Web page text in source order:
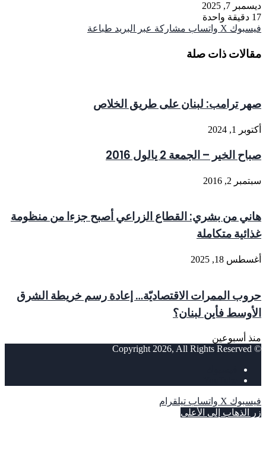
ديسمبر 7, 2025
17 دقيقة واحدة
فيسبوك ‫X واتساب مشاركة عبر البريد طباعة
مقالات ذات صلة
صهر ترامب: لبنان على طريق الخلاص
أكتوبر 1, 2024
صباح الخير – الجمعة 2 يالول 2016
سبتمبر 2, 2016
هاني من بشري: القطاع الزراعي أصبح جزءا من منظومة
غذائية متكاملة
أغسطس 18, 2025
حروب الممرات الاقتصاديّة… إعادة رسم خريطة الشرق
الأوسط فأين لبنان؟
منذ أسبوعين
© Copyright 2026, All Rights Reserved
فيسبوك ‫X واتساب تيلقرام
زر الذهاب إلى الأعلى